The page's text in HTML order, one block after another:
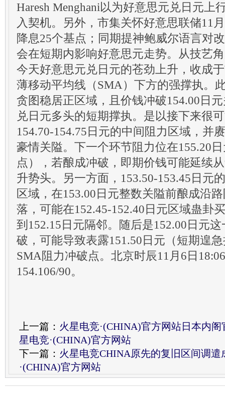
Haresh Menghani以为好意思元兑日元上
入契机。另外，市集关怀好意思联储11
降息25个基点；同期提神鲍威尔语言对
会在短期内影响好意思元走势。从技艺
今天好意思元兑日元的苍劲上升，收成
薄移动平均线（SMA）下方的强撑执。
贪图稳居正区域，且价钱冲破154.00日
兑日元多头的短期撑执。是以接下来很
154.70-154.75日元的中间阻力区域，并
豪情关隘。下一个环节阻力位在155.20
点），若酿成冲破，即期价钱可能延续
升势头。另一方面，153.50-153.45日元
区域，在153.00日元整数关隘前酿成沿
落，可能在152.45-152.40日元区域蛊卦
到152.15日元隔邻。随后是152.00日元
破，可能导致表露151.50日元（短期遑
SMA阻力冲破点。北京时辰11月6日
154.106/90。
上一篇： 火星电竞·(CHINA)官方网站日本内
星电竞·(CHINA)官方网站
下一篇： 火星电竞CHINA原先的复旧区间调
·(CHINA)官方网站